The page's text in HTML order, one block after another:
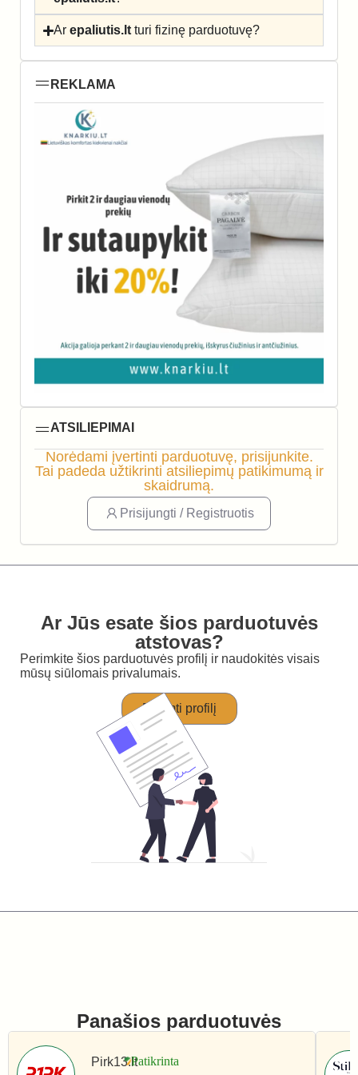
Arepaliutis.lt turi fizinę parduotuvę?
REKLAMA
ATSILIEPIMAI
Norėdami įvertinti parduotuvę, prisijunkite.
Tai padeda užtikrinti atsiliepimų patikimumą ir
skaidrumą.
Prisijungti / Registruotis
Ar Jūs esate šios parduotuvės
atstovas?
Perimkite šios parduotuvės profilį ir naudokitės visais
mūsų siūlomais privalumais.
Perimti profilį
Panašios parduotuvės
Pirk13.lt